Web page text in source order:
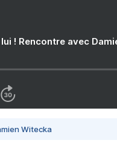
! Rencontre avec
Witecka